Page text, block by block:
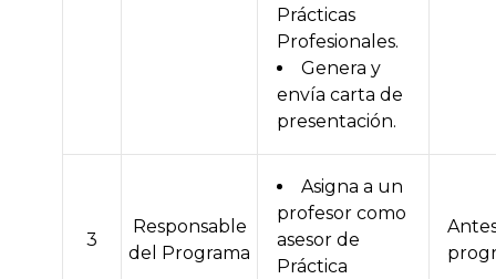
Prácticas
Profesionales.
Genera y
envía carta de
presentación.
3
Responsable
del Programa
Asigna a un
profesor como
asesor de
Práctica